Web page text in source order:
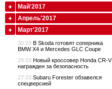
Май'2017
Апрель'2017
Март'2017
30.03 В Skoda готовят соперника
BMW X4 и Mercedes GLC Coupe
29.03 Новый кроссовер Honda CR-V
награжден за безопасность
27.03 Subaru Forester обзавелся
спецверсией